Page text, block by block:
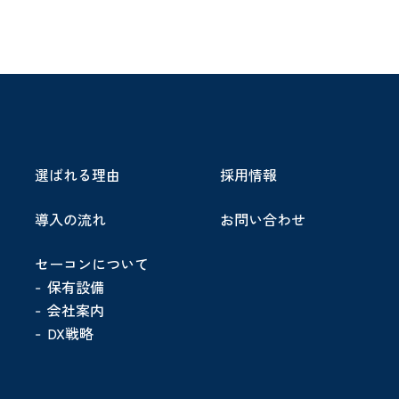
選ばれる理由
導入の流れ
セーコンについて
保有設備
会社案内
DX戦略
採用情報
お問い合わせ